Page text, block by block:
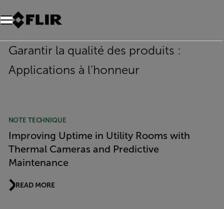
Unread messages
Modèle
Supprimer
articles
article
Ajouter au panier
Ajouté au panier
Garantir la qualité des produits :
Applications à l’honneur
NOTE TECHNIQUE
Improving Uptime in Utility Rooms with
Thermal Cameras and Predictive
Maintenance
READ MORE